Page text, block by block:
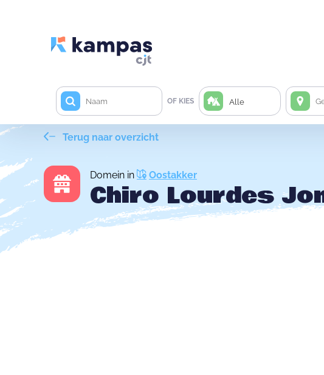
OF KIES Alle
Terug naar overzicht
Domein in Oostakker
Chiro Lourdes